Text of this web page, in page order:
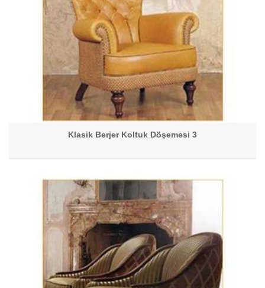
Klasik Berjer Koltuk Döşemesi 3